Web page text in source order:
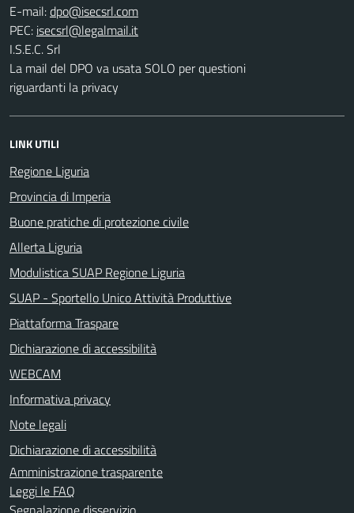
E-mail:
PEC:
I.S.E.C. Srl
La mail del DPO va usata SOLO per questioni
riguardanti la privacy
LINK UTILI
Regione Liguria
Provincia di Imperia
Buone pratiche di protezione civile
Allerta Liguria
Modulistica SUAP Regione Liguria
SUAP - Sportello Unico Attività Produttive
Piattaforma Traspare
Dichiarazione di accessibilità
WEBCAM
Informativa privacy
Note legali
Dichiarazione di accessibilità
Amministrazione trasparente
Leggi le FAQ